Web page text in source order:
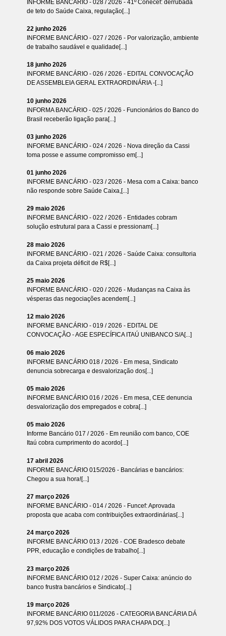
INFORME BANCÁRIO - 028 / 2026 - 41º Conecef: derrubada
de teto do Saúde Caixa, regulação[...]
22 junho 2026
INFORME BANCÁRIO - 027 / 2026 - Por valorização, ambiente
de trabalho saudável e qualidade[...]
18 junho 2026
INFORME BANCÁRIO - 026 / 2026 - EDITAL CONVOCAÇÃO
DE ASSEMBLEIA GERAL EXTRAORDINÁRIA -[...]
10 junho 2026
INFORMA BANCÁRIO - 025 / 2026 - Funcionários do Banco do
Brasil receberão ligação para[...]
03 junho 2026
INFORME BANCÁRIO - 024 / 2026 - Nova direção da Cassi
toma posse e assume compromisso em[...]
01 junho 2026
INFORME BANCÁRIO - 023 / 2026 - Mesa com a Caixa: banco
não responde sobre Saúde Caixa,[...]
29 maio 2026
INFORME BANCÁRIO - 022 / 2026 - Entidades cobram
solução estrutural para a Cassi e pressionam[...]
28 maio 2026
INFORME BANCÁRIO - 021 / 2026 - Saúde Caixa: consultoria
da Caixa projeta déficit de R$[...]
25 maio 2026
INFORME BANCÁRIO - 020 / 2026 - Mudanças na Caixa às
vésperas das negociações acendem[...]
12 maio 2026
INFORME BANCÁRIO - 019 / 2026 - EDITAL DE
CONVOCAÇÃO - AGE ESPECÍFICA ITAÚ UNIBANCO S/A[...]
06 maio 2026
INFORME BANCÁRIO 018 / 2026 - Em mesa, Sindicato
denuncia sobrecarga e desvalorização dos[...]
05 maio 2026
INFORME BANCÁRIO 016 / 2026 - Em mesa, CEE denuncia
desvalorização dos empregados e cobra[...]
05 maio 2026
Informe Bancário 017 / 2026 - Em reunião com banco, COE
Itaú cobra cumprimento do acordo[...]
17 abril 2026
INFORME BANCÁRIO 015/2026 - Bancárias e bancários:
Chegou a sua hora![...]
27 março 2026
INFORME BANCÁRIO - 014 / 2026 - Funcef: Aprovada
proposta que acaba com contribuições extraordinárias[...]
24 março 2026
INFORME BANCÁRIO 013 / 2026 - COE Bradesco debate
PPR, educação e condições de trabalho[...]
23 março 2026
INFORME BANCÁRIO 012 / 2026 - Super Caixa: anúncio do
banco frustra bancários e Sindicato[...]
19 março 2026
INFORME BANCÁRIO 011/2026 - CATEGORIA BANCÁRIA DÁ
97,92% DOS VOTOS VÁLIDOS PARA CHAPA DO[...]